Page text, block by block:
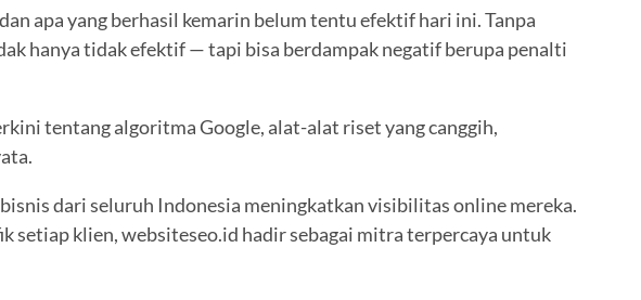
apa yang berhasil kemarin belum tentu efektif hari ini. Tanpa
hanya tidak efektif — tapi bisa berdampak negatif berupa penalti
tentang algoritma Google, alat-alat riset yang canggih,
dari seluruh Indonesia meningkatkan visibilitas online mereka.
setiap klien, websiteseo.id hadir sebagai mitra terpercaya untuk